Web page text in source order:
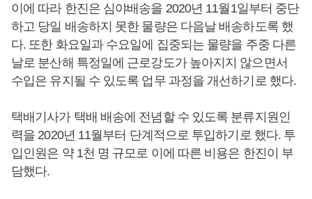
이에 따라 한진은 심야배송을 2020년 11월1일부터 중단
하고 당일 배송하지 못한 물량은 다음날 배송하도록 했
다. 또한 화요일과 수요일에 집중되는 물량을 주중 다른
날로 분산해 특정일에 근로강도가 높아지지 않으면서
수입은 유지될 수 있도록 업무 과정을 개선하기로 했다.
택배기사가 택배 배송에 전념할 수 있도록 분류지원인
력을 2020년 11월부터 단계적으로 투입하기로 했다. 투
입인원은 약 1천 명 규모로 이에 따른 비용은 한진이 부
담했다.